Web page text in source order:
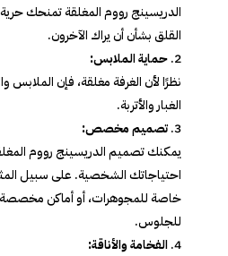
الدريسينج رووم المغلقة تمنحك
القلق بشأن أن يراك الآخرون.
حماية الملابس:
نظرًا لأن الغرفة مغلقة، فإن
الغبار والأتربة.
تصميم مخصص:
يمكنك تصميم الدريسينج رووم
احتياجاتك الشخصية. على سبيل
خاصة للمجوهرات، أو أماكن مخصصة
للجلوس.
الفخامة والأناقة: